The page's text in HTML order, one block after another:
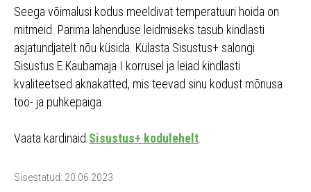
Seega võimalusi kodus meeldivat temperatuuri hoida on
mitmeid. Parima lahenduse leidmiseks tasub kindlasti
asjatundjatelt nõu küsida. Külasta Sisustus+ salongi
Sisustus E Kaubamaja I korrusel ja leiad kindlasti
kvaliteetsed aknakatted, mis teevad sinu kodust mõnusa
töö- ja puhkepaiga.
Vaata kardinaid Sisustus+ kodulehelt
Sisestatud: 20.06.2023